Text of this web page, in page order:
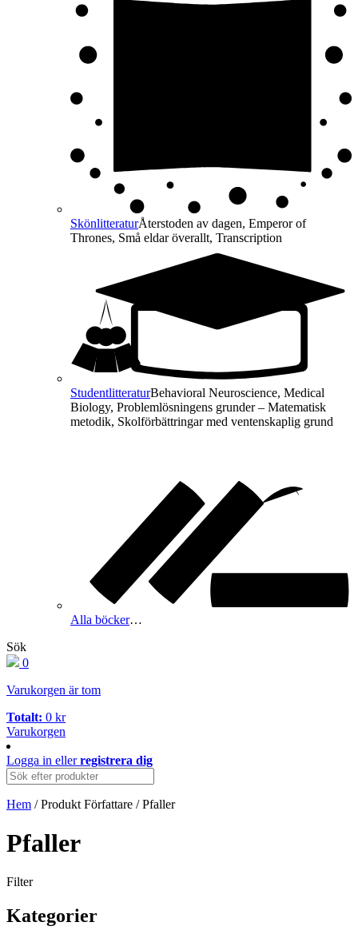
SkönlitteraturÅterstoden av dagen, Emperor of
Thrones, Små eldar överallt, Transcription
StudentlitteraturBehavioral Neuroscience, Medical
Biology, Problemlösningens grunder – Matematisk
metodik, Skolförbättringar med ventenskaplig grund
Alla böcker…
Sök
0
Varukorgen är tom
Totalt: 0 kr
Varukorgen
Logga in ellerregistrera dig
Hem / Produkt Författare / Pfaller
Pfaller
Filter
Kategorier